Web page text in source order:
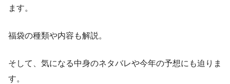
ます。
福袋の種類や内容も解説。
そして、気になる中身のネタバレや今年の予想にも迫りま
す。